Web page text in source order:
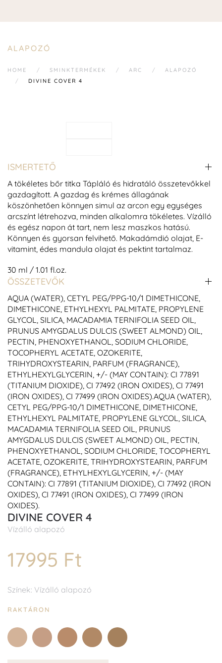
ALAPOZÓ
HOME SMINKTERMÉKEK ARC
ALAPOZÓ
DIVINE COVER 4
ISMERTETŐ
A tökéletes bőr titka Tápláló és hidratáló összetevőkkel
gazdagított. A gazdag és krémes állagának
köszönhetően könnyen simul az arcon egy egységes
arcszínt létrehozva, minden alkalomra tökéletes. Vízálló
és egész napon át tart, nem lesz maszkos hatású.
Könnyen és gyorsan felvihető. Makadámdió olajat, E-
vitamint, édes mandula olajat és pektint tartalmaz.
30 ml / 1.01 fl.oz.
ÖSSZETEVŐK
AQUA (WATER), CETYL PEG/PPG-10/1 DIMETHICONE,
DIMETHICONE, ETHYLHEXYL PALMITATE, PROPYLENE
GLYCOL, SILICA, MACADAMIA TERNIFOLIA SEED OIL,
PRUNUS AMYGDALUS DULCIS (SWEET ALMOND) OIL,
PECTIN, PHENOXYETHANOL, SODIUM CHLORIDE,
TOCOPHERYL ACETATE, OZOKERITE,
TRIHYDROXYSTEARIN, PARFUM (FRAGRANCE),
ETHYLHEXYLGLYCERIN, +/- (MAY CONTAIN): CI 77891
(TITANIUM DIOXIDE), CI 77492 (IRON OXIDES), CI 77491
(IRON OXIDES), CI 77499 (IRON OXIDES).AQUA (WATER),
CETYL PEG/PPG-10/1 DIMETHICONE, DIMETHICONE,
ETHYLHEXYL PALMITATE, PROPYLENE GLYCOL, SILICA,
MACADAMIA TERNIFOLIA SEED OIL, PRUNUS
AMYGDALUS DULCIS (SWEET ALMOND) OIL, PECTIN,
PHENOXYETHANOL, SODIUM CHLORIDE, TOCOPHERYL
ACETATE, OZOKERITE, TRIHYDROXYSTEARIN, PARFUM
(FRAGRANCE), ETHYLHEXYLGLYCERIN, +/- (MAY
CONTAIN): CI 77891 (TITANIUM DIOXIDE), CI 77492 (IRON
OXIDES), CI 77491 (IRON OXIDES), CI 77499 (IRON
OXIDES).
DIVINE COVER 4
Vízálló alapozó
17995 Ft
Színek: Vízálló alapozó
RAKTÁRON